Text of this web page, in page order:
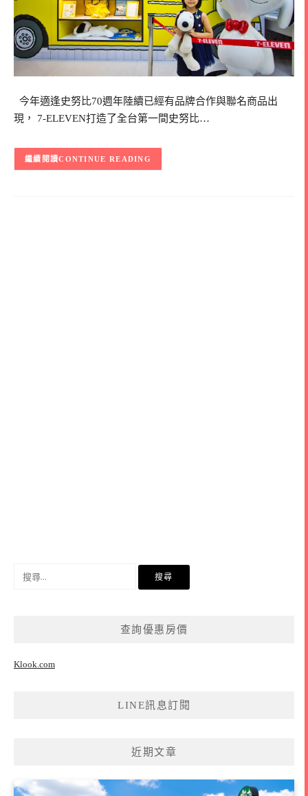
今年適逢史努比70週年陸續已經有品牌合作與聯名商品出
現， 7-ELEVEN打造了全台第一間史努比…
CONTINUE READING
查詢優惠房價
Klook.com
LINE訊息訂閱
近期文章